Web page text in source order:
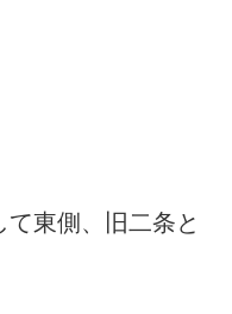
東側、旧二条と